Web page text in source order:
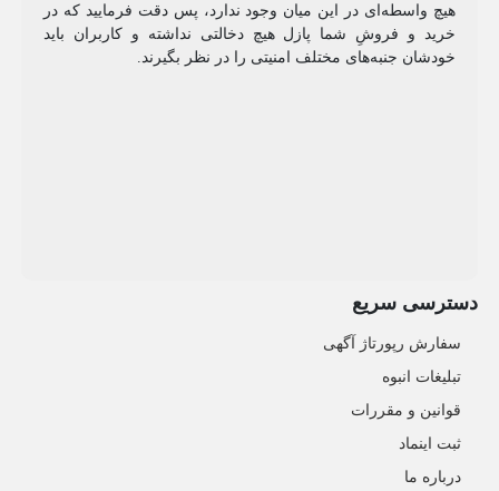
هیچ واسطه‌ای در این میان وجود ندارد، پس دقت فرمایید که در
خرید و فروشِ شما پازل هیچ دخالتی نداشته و کاربران باید
خودشان جنبه‌های مختلف امنیتی را در نظر بگیرند.
دسترسی سریع
سفارش رپورتاژ آگهی
تبلیغات انبوه
قوانین و مقررات
ثبت اینماد
درباره ما